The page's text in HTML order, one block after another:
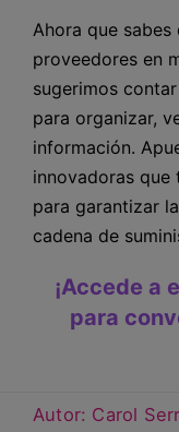
Ahora que
proveedores en
sugerimos
para organizar,
información.
innovadoras que
para garantizar
cadena de
¡Accede a
para
Autor: Carol